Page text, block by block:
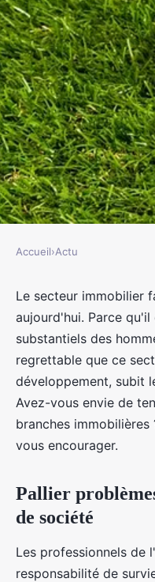
Pourquoi
branches de
jacqueline•31 janvier 2023
Accueil›Actu
Le secteur immobilier
aujourd'hui. Parce
substantiels des
regrettable que ce
développement, subit
Avez-vous envie de
branches
vous encourager.
Pallier
de société
Les professionnels de
responsabilité de